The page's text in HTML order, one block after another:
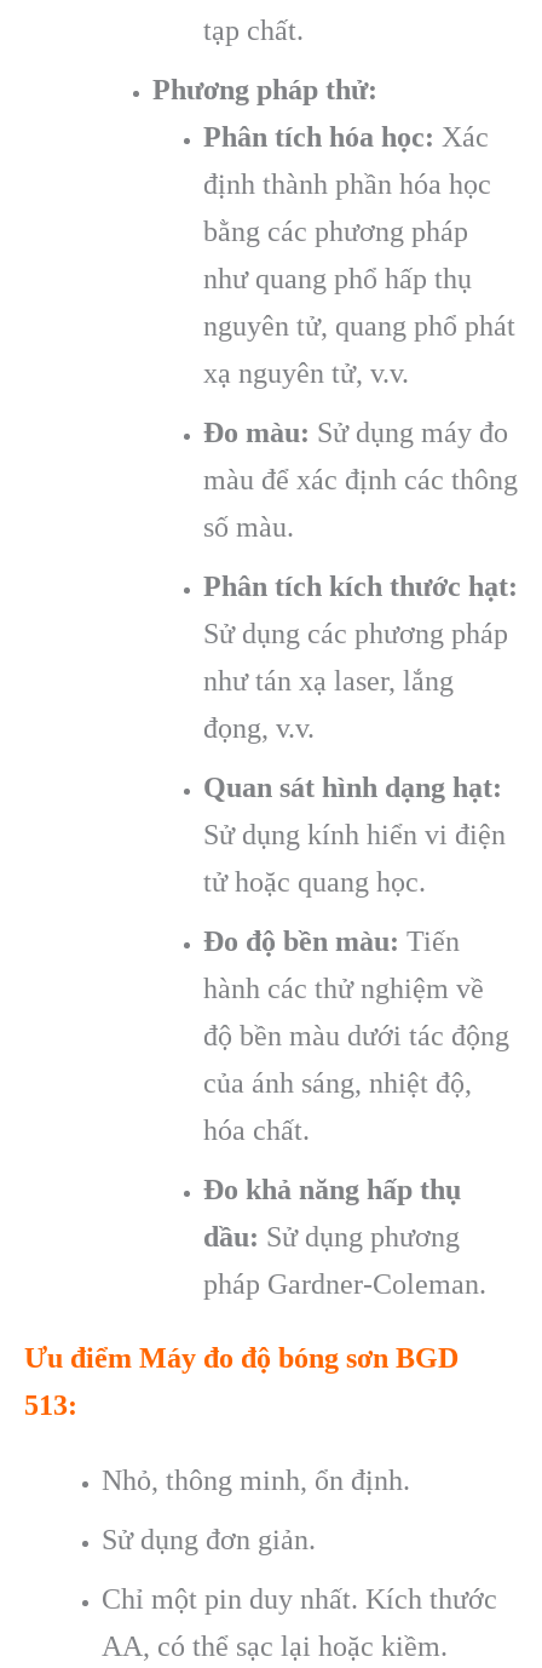
tạp chất.
Phương pháp thử:
Phân tích hóa học: Xác
định thành phần hóa học
bằng các phương pháp
như quang phổ hấp thụ
nguyên tử, quang phổ phát
xạ nguyên tử, v.v.
Đo màu: Sử dụng máy đo
màu để xác định các thông
số màu.
Phân tích kích thước hạt:
Sử dụng các phương pháp
như tán xạ laser, lắng
đọng, v.v.
Quan sát hình dạng hạt:
Sử dụng kính hiển vi điện
tử hoặc quang học.
Đo độ bền màu: Tiến
hành các thử nghiệm về
độ bền màu dưới tác động
của ánh sáng, nhiệt độ,
hóa chất.
Đo khả năng hấp thụ
dầu: Sử dụng phương
pháp Gardner-Coleman.
Ưu điểm Máy đo độ bóng sơn BGD
513:
Nhỏ, thông minh, ổn định.
Sử dụng đơn giản.
Chỉ một pin duy nhất. Kích thước
AA, có thể sạc lại hoặc kiềm.